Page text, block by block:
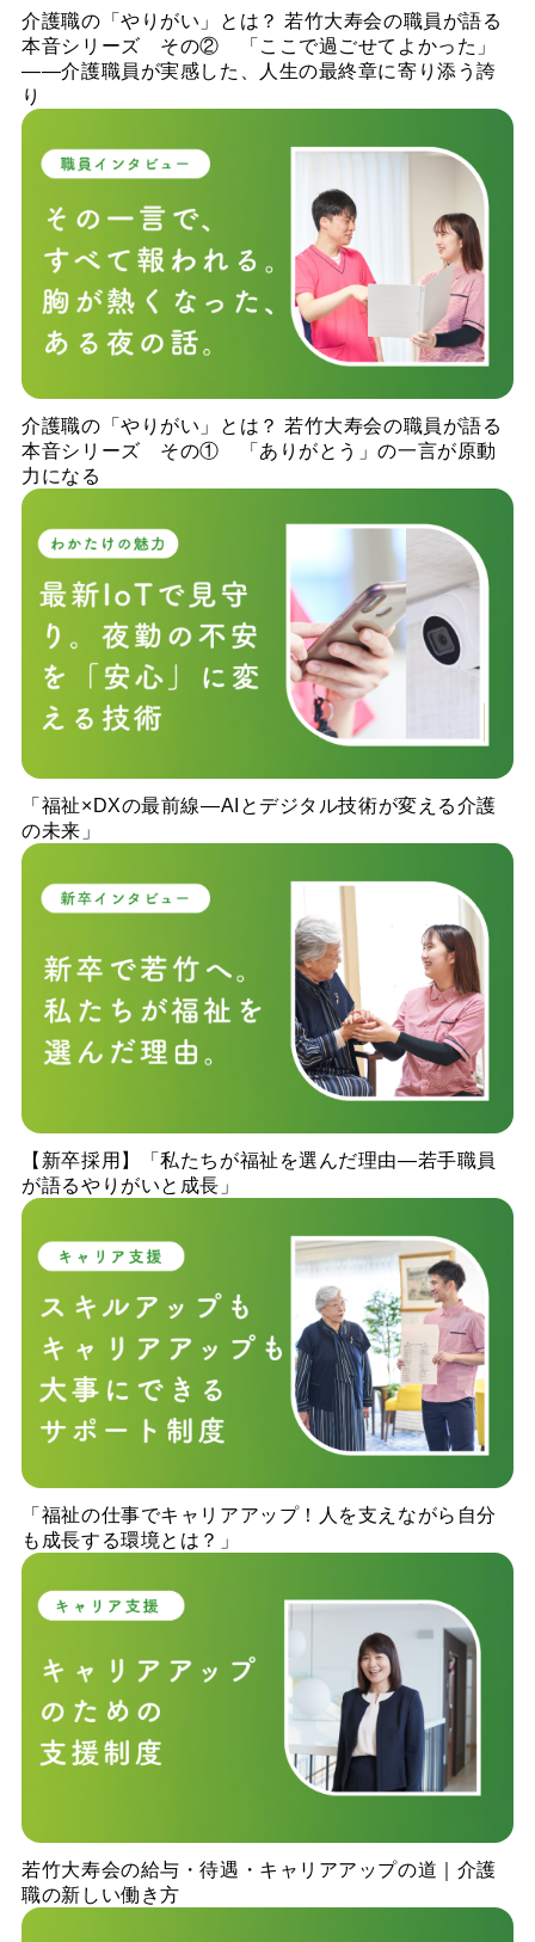
介護職の「やりがい」とは？ 若竹大寿会の職員が語る
本音シリーズ その② 「ここで過ごせてよかった」
——介護職員が実感した、人生の最終章に寄り添う誇
り
介護職の「やりがい」とは？ 若竹大寿会の職員が語る
本音シリーズ その① 「ありがとう」の一言が原動
力になる
「福祉×DXの最前線—AIとデジタル技術が変える介護
の未来」
【新卒採用】「私たちが福祉を選んだ理由—若手職員
が語るやりがいと成長」
「福祉の仕事でキャリアアップ！人を支えながら自分
も成長する環境とは？」
若竹大寿会の給与・待遇・キャリアアップの道｜介護
職の新しい働き方